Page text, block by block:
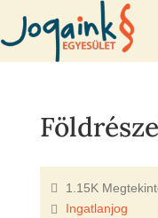
1.15K
Ingatlanjog